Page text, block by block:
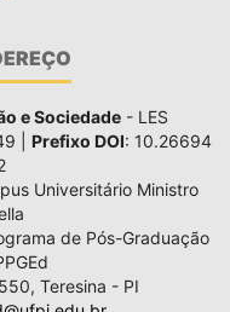
e Sociedade - LES
| Prefixo DOI: 10.26694
Universitário Ministro
de Pós-Graduação
Teresina - PI